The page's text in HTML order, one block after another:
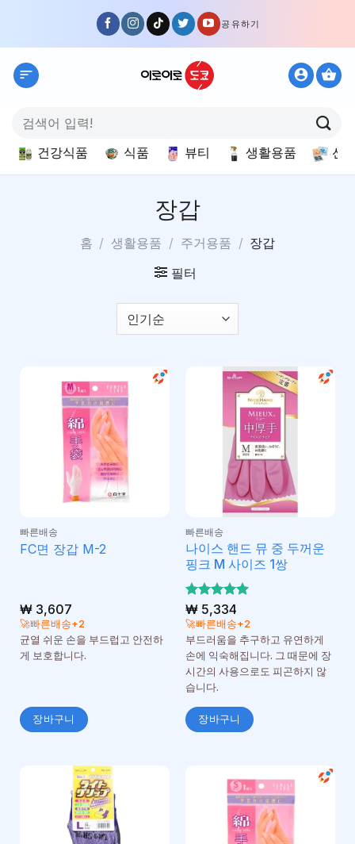
content
공유하기
색:
건강식품 식품 뷰티 생활용품 선
장갑
홈 / 생활용품 / 주거용품 / 장갑
필터
빠른배송
FC면 장갑 M-2
₩3,607
🚀빠른배송+2
균열 쉬운 손을 부드럽고 안전하
게 보호합니다.
장바구니
빠른배송
나이스 핸드 뮤 중 두꺼운
핑크 M 사이즈 1쌍
5 중에서
5로 평가
됨
₩5,334
🚀빠른배송+2
부드러움을 추구하고 유연하게
손에 익숙해집니다. 그 때문에 장
시간의 사용으로도 피곤하지 않
습니다.
장바구니